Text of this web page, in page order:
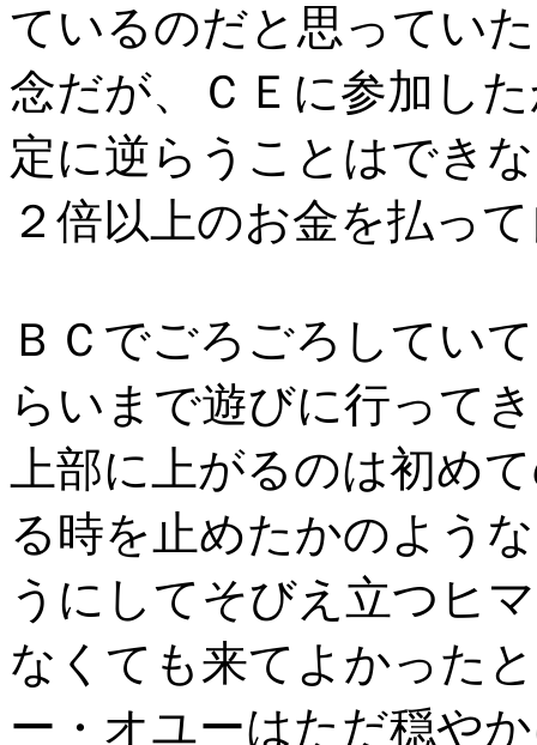
ているのだと思ってい
念だが、ＣＥに参加し
定に逆らうことはでき
２倍以上のお金を払っ
ＢＣでごろごろしてい
らいまで遊びに行って
上部に上がるのは初め
る時を止めたかのよう
うにしてそびえ立つヒ
なくても来てよかった
ー・オユーはただ穏や